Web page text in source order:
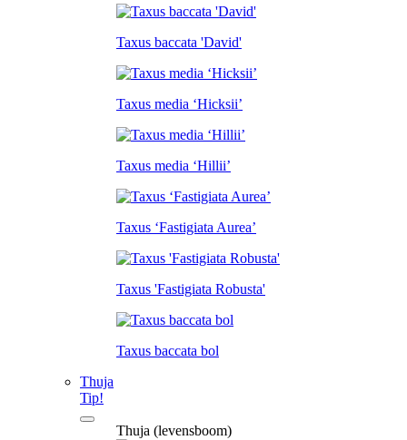
Taxus baccata 'David'
Taxus media ‘Hicksii’
Taxus media ‘Hillii’
Taxus ‘Fastigiata Aurea’
Taxus 'Fastigiata Robusta'
Taxus baccata bol
Thuja
Tip!
Thuja (levensboom)